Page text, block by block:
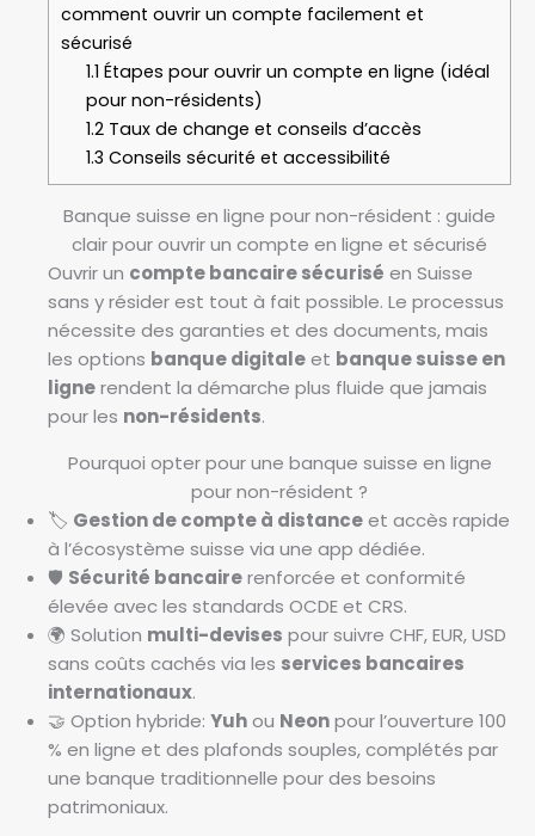
comment ouvrir un compte facilement et
sécurisé
1.1 Étapes pour ouvrir un compte en ligne (idéal
pour non-résidents)
1.2 Taux de change et conseils d’accès
1.3 Conseils sécurité et accessibilité
Banque suisse en ligne pour non-résident : guide
clair pour ouvrir un compte en ligne et sécurisé
Ouvrir un compte bancaire sécurisé en Suisse
sans y résider est tout à fait possible. Le processus
nécessite des garanties et des documents, mais
les options banque digitaleet banque suisse en
lignerendent la démarche plus fluide que jamais
pour les non-résidents.
Pourquoi opter pour une banque suisse en ligne
pour non-résident ?
🏷️ Gestion de compte à distanceet accès rapide
à l’écosystème suisse via une app dédiée.
🛡️ Sécurité bancairerenforcée et conformité
élevée avec les standards OCDE et CRS.
🌍 Solution multi-devises pour suivre CHF, EUR, USD
sans coûts cachés via les services bancaires
internationaux.
🤝 Option hybride: Yuhou Neonpour l’ouverture 100
% en ligne et des plafonds souples, complétés par
une banque traditionnelle pour des besoins
patrimoniaux.